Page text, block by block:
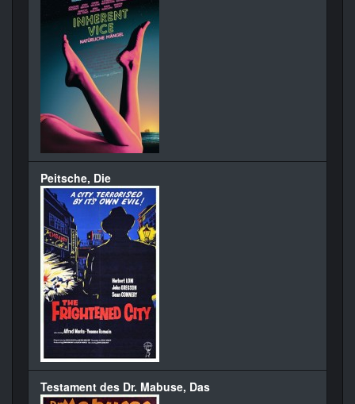
Peitsche, Die
Testament des Dr. Mabuse, Das